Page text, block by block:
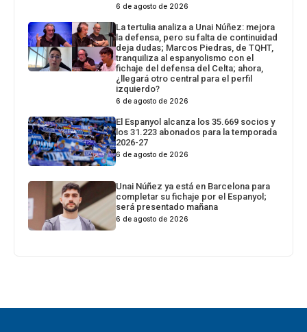
6 de agosto de 2026
La tertulia analiza a Unai Núñez: mejora
la defensa, pero su falta de continuidad
deja dudas; Marcos Piedras, de TQHT,
tranquiliza al espanyolismo con el
fichaje del defensa del Celta; ahora,
¿llegará otro central para el perfil
izquierdo?
6 de agosto de 2026
El Espanyol alcanza los 35.669 socios y
los 31.223 abonados para la temporada
2026-27
6 de agosto de 2026
Unai Núñez ya está en Barcelona para
completar su fichaje por el Espanyol;
será presentado mañana
6 de agosto de 2026